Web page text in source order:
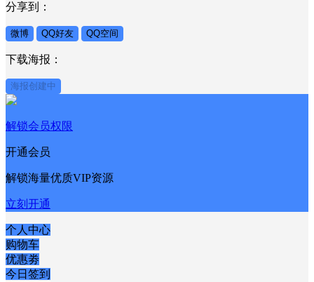
分享到：
微博 QQ好友 QQ空间
下载海报：
海报创建中
解锁会员权限
开通会员
解锁海量优质VIP资源
立刻开通
个人中心
购物车
优惠劵
今日签到